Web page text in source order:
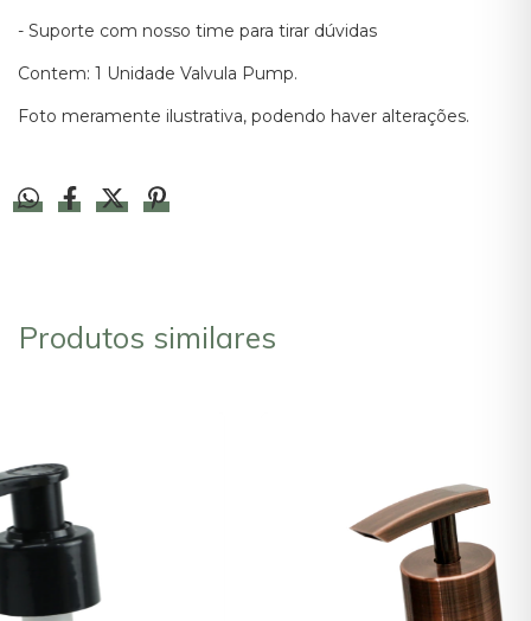
- Suporte com nosso time para tirar dúvidas
Contem: 1 Unidade Valvula Pump.
Foto meramente ilustrativa, podendo haver alterações.
Produtos similares